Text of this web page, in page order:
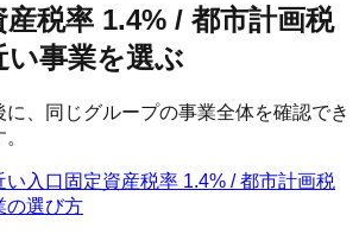
税率 1.4% / 都市計画税
い事業を選ぶ
、同じグループの事業全体を確認でき
い入口 固定資産税率 1.4% / 都市計画税
の選び方